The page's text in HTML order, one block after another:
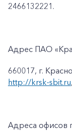
2466132221.
Адрес ПАО
660017, г.
http://krsk-sbit.ru
Адреса офисов